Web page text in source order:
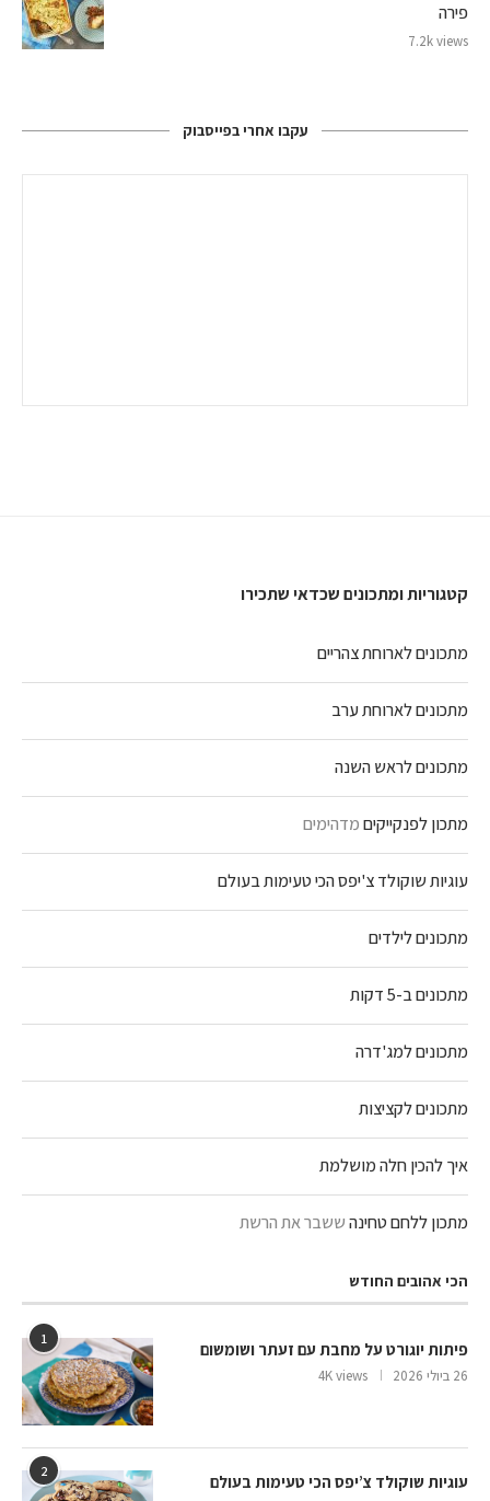
פירה
7.2k views
עקבו אחרי בפייסבוק
קטגוריות ומתכונים שכדאי שתכירו
מתכונים לארוחת צהריים
מתכונים לארוחת ערב
מתכונים לראש השנה
מתכון לפנקייקיםמדהימים
עוגיות שוקולד צ'יפס הכי טעימות בעולם
מתכונים לילדים
מתכונים ב-5 דקות
מתכונים למג'דרה
מתכונים לקציצות
איך להכין חלה מושלמת
מתכון ללחם טחינהששבר את הרשת
הכי אהובים החודש
1
פיתות יוגורט על מחבת עם זעתר ושומשום
26 ביולי 2026 4K views
2
עוגיות שוקולד צ’יפס הכי טעימות בעולם